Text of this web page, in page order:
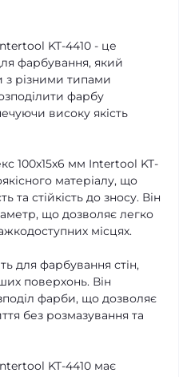
KT-4410 - це
фарбування, який
з різними типами
фарбу
високу якість
100x15x6 мм Intertool KT-
матеріалу, що
та стійкість до зносу. Він
що дозволяє легко
місцях.
для фарбування стін,
поверхонь. Він
фарби, що дозволяє
без розмазування та
KT-4410 має